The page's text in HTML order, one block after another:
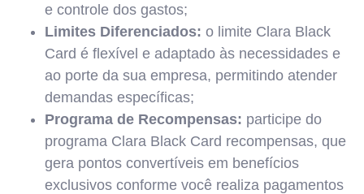
e controle dos gastos;
Limites Diferenciados: o limite Clara Black
Card é flexível e adaptado às necessidades e
ao porte da sua empresa, permitindo atender
demandas específicas;
Programa de Recompensas: participe do
programa Clara Black Card recompensas, que
gera pontos convertíveis em benefícios
exclusivos conforme você realiza pagamentos